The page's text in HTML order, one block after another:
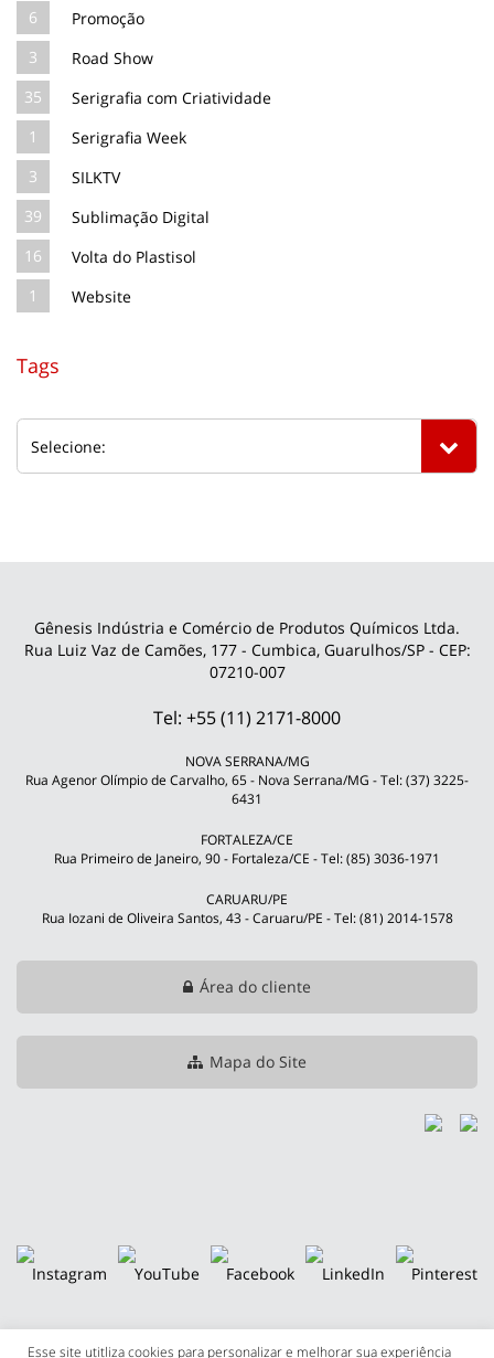
6
Promoção
3
Road Show
35
Serigrafia com Criatividade
1
Serigrafia Week
3
SILKTV
39
Sublimação Digital
16
Volta do Plastisol
1
Website
Tags
Gênesis Indústria e Comércio de Produtos Químicos Ltda.
Rua Luiz Vaz de Camões, 177 - Cumbica, Guarulhos/SP - CEP:
07210-007
Tel: +55 (11) 2171-8000
NOVA SERRANA/MG
Rua Agenor Olímpio de Carvalho, 65 - Nova Serrana/MG - Tel: (37) 3225-
6431
FORTALEZA/CE
Rua Primeiro de Janeiro, 90 - Fortaleza/CE - Tel: (85) 3036-1971
CARUARU/PE
Rua Iozani de Oliveira Santos, 43 - Caruaru/PE - Tel: (81) 2014-1578
Área do cliente
Mapa do Site
Esse site utitliza cookies para personalizar e melhorar sua experiência